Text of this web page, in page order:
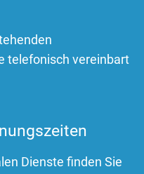
telefonisch vereinbart
Dienste finden Sie